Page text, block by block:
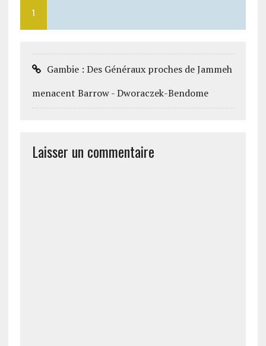
1
Gambie : Des Généraux proches de Jammeh
menacent Barrow - Dworaczek-Bendome
Laisser un commentaire